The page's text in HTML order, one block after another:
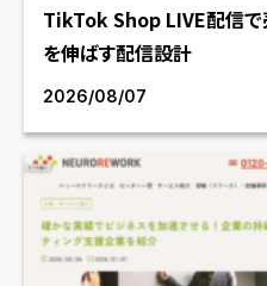
TikTok Shop LIVE配信で
を伸ばす配信設計
2026/08/07